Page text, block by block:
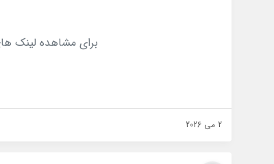
برای مشاهده لینک
2 می 2026